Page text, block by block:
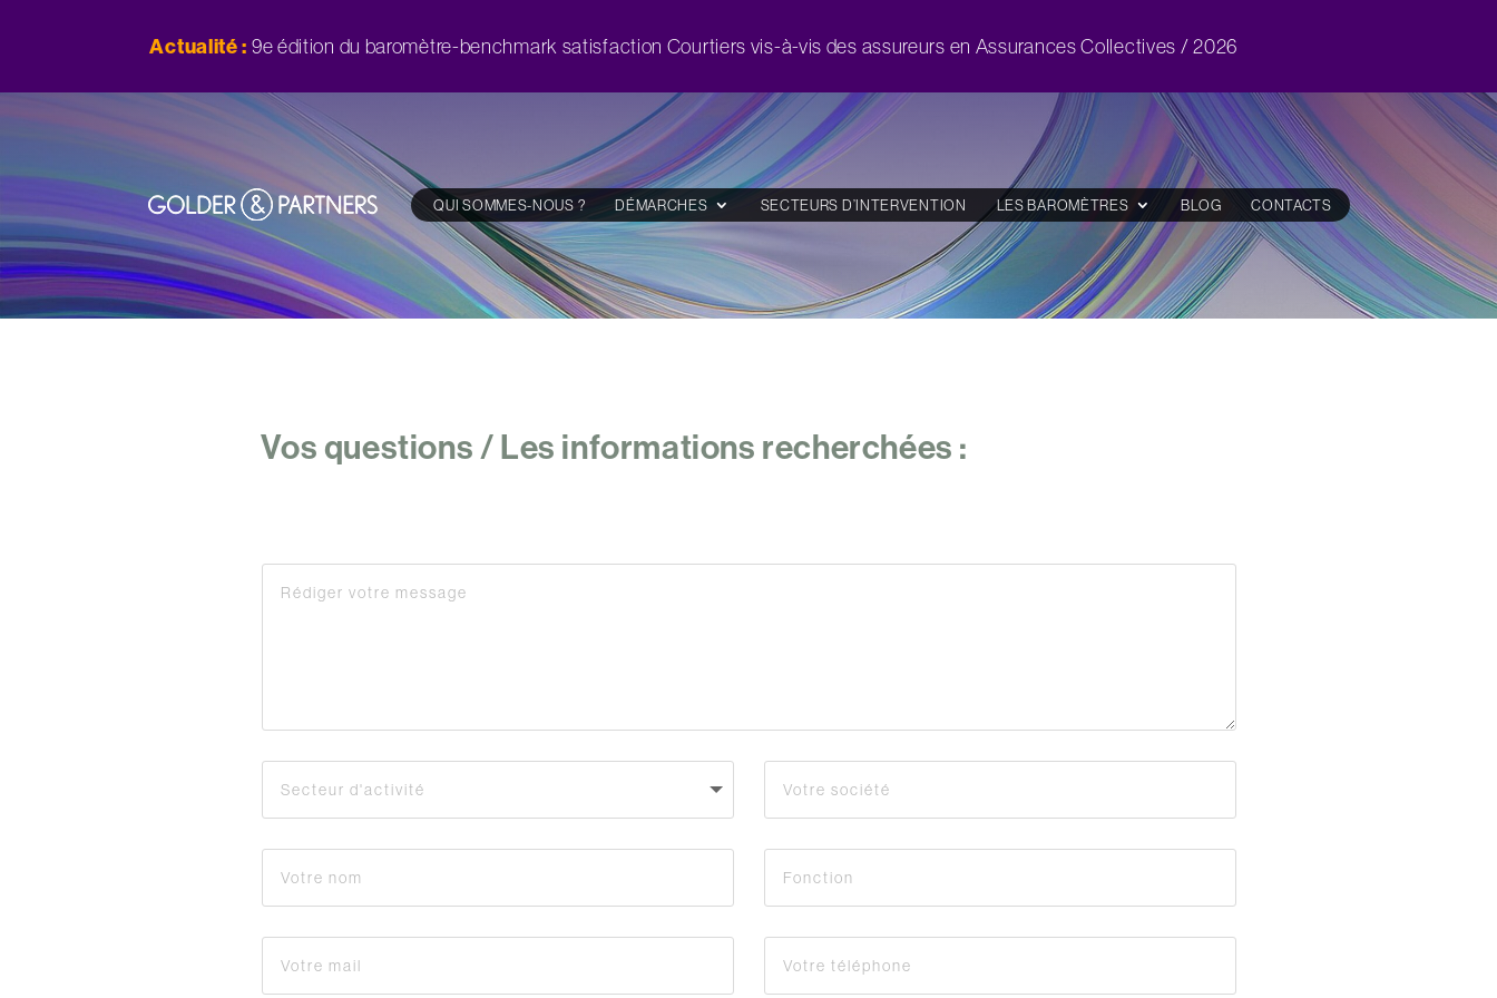
Actualité : 9e édition du baromètre-benchmark satisfaction Courtiers vis-à-vis des assureurs en Assurances Collectives / 2026
QUI SOMMES-NOUS ? DÉMARCHES SECTEURS D’INTERVENTION LES BAROMÈTRES BLOG CONTACTS
Vos questions / Les informations recherchées :